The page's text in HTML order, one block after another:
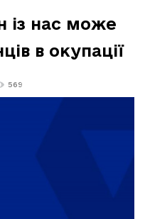
із нас може
в окупації
569